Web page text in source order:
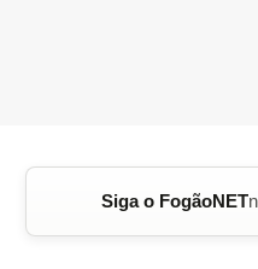
Siga o FogãoNET